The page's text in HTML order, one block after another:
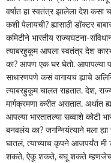
वर्षात हा स्वतंत्र झालेला देश कसा
कशी पेलायची? ह्यासाठी डॉक्टर
कमिटीने भारतीय राज्यघटना-
त्याबरहुकूम आपला स्वतंत्र देश
का? आपण एक घर घेतो. आपापल्या
साधारणपणे कसं वागायचं ह्याचे
त्याबरहुकूम चालत राहतात. देश,
मार्गक्रमणा करीत असतात. अर्थात
आपल्या भारतातल्या सव्वाशे कोटी
बनवलंय का? जगन्नियंत्याने मला
घातलं, त्याच्याच कृपने आजपर्यंत
शकते, ऐकू शकते, बघू शकते म्हणजेच